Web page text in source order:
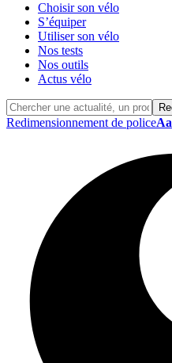
Choisir son vélo
S’équiper
Utiliser son vélo
Nos tests
Nos outils
Actus vélo
Redimensionnement de policeAa